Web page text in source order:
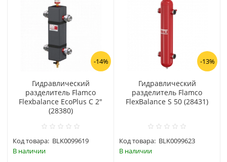
-14%
Гидравлический
разделитель Flamco
Flexbalance EcoPlus C 2"
(28380)
Код товара: BLK0099619
В наличии
-13%
Гидравлический
разделитель Flamco
FlexBalance S 50 (28431)
Код товара: BLK0099623
В наличии